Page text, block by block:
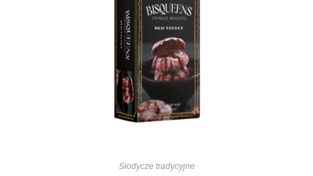
Słodycze tradycyjne